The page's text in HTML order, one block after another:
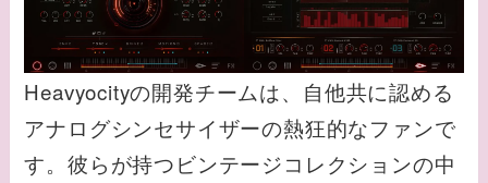
Heavyocityの開発チームは、自他共に認める
アナログシンセサイザーの熱狂的なファンで
す。彼らが持つビンテージコレクションの中